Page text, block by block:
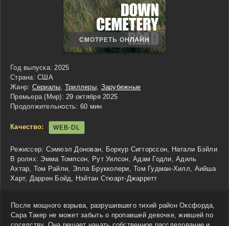
СМОТРЕТЬ ОНЛАЙН
Год выпуска: 2025
Страна: США
Жанр: Сериалы Триллеры Зарубежные
Премьера (Мир): 29 октября 2025
Продолжительность: 60 мин
Качество: WEB-DL
Режиссер: Сэмюэл Донован, Боркур Сигторссон, Натали Бэйли
В ролях: Эмма Томпсон, Рут Уилсон, Адам Годли, Адиль
Ахтар, Том Райли, Элла Брукколери, Том Гудман-Хилл, Аийша
Харт, Даррен Бойд, Нэйтан Стюарт-Джарретт
После мощного взрыва, разрушившего тихий район Оксфорда,
Сара Такер не может забыть о пропавшей девочке, жившей по